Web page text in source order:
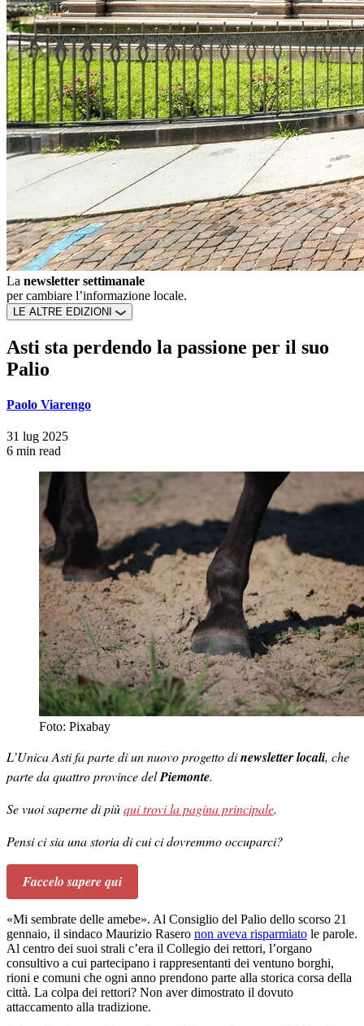
La newsletter settimanale
per cambiare l’informazione locale.
LE ALTRE EDIZIONI
Asti sta perdendo la passione per il suo
Palio
Paolo Viarengo
31 lug 2025
6 min read
Foto: Pixabay
L’Unica Asti fa parte di un nuovo progetto dinewsletter locali, che
parte da quattro province delPiemonte.
Se vuoi saperne di piùqui trovi la pagina principale.
Pensi ci sia una storia di cui ci dovremmo occuparci?
Faccelo sapere qui
«Mi sembrate delle amebe». Al Consiglio del Palio dello scorso 21
gennaio, il sindaco Maurizio Rasero non aveva risparmiato le parole.
Al centro dei suoi strali c’era il Collegio dei rettori, l’organo
consultivo a cui partecipano i rappresentanti dei ventuno borghi,
rioni e comuni che ogni anno prendono parte alla storica corsa della
città. La colpa dei rettori? Non aver dimostrato il dovuto
attaccamento alla tradizione.